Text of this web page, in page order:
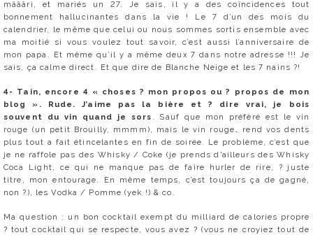
mâââri, et mariés un 27. Je sais, il y a des coïncidences tout
bonnement hallucinantes dans la vie ! Le 7 d’un des mois du
calendrier, le même que celui ou nous sommes sortis ensemble avec
ma moitié si vous voulez tout savoir, c’est aussi l’anniversaire de
mon papa. Et même qu’il y a même deux 7 dans notre adresse !!! Je
sais, ça calme direct. Et que dire de Blanche Neige et les 7 nains ?!
4- Tain, encore 4 « choses ? mon propos ou ? propos de mon
blog ». Rude. J’aime pas la bière et ? dire vrai, je bois
souvent du vin quand je sors . Sauf que mon préféré est le vin
rouge (un petit Brouilly, mmmm), mais le vin rouge… rend vos dents
plus tout a fait étincelantes en fin de soirée. Le problème, c’est que
je ne raffole pas des Whisky / Coke (je prends d’ailleurs des Whisky
Coca Light, ce qui ne manque pas de faire hurler de rire, ? juste
titre, mon entourage. En même temps, c’est toujours ça de gagné,
non ?), les Vodka / Pomme (yek !) & co.
Ma question : un bon cocktail exempt du milliard de calories propre
? tout cocktail qui se respecte, vous avez ? (vous ne croyiez tout de